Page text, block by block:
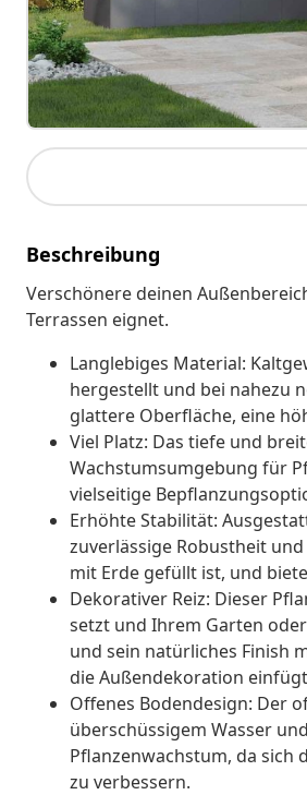
Beschreibung
Verschönere deinen
Terrassen eignet.
Langlebiges Material:
hergestellt und bei nahezu
glattere Oberfläche, eine
Viel Platz: Das tiefe und
Wachstumsumgebung für
vielseitige
Erhöhte Stabilität:
zuverlässige Robustheit
mit Erde gefüllt ist, und
Dekorativer Reiz: Dieser
setzt und Ihrem Garten
und sein natürliches Finish
die Außendekoration
Offenes Bodendesign: Der
überschüssigem Wasser
Pflanzenwachstum, da sich
zu verbessern.